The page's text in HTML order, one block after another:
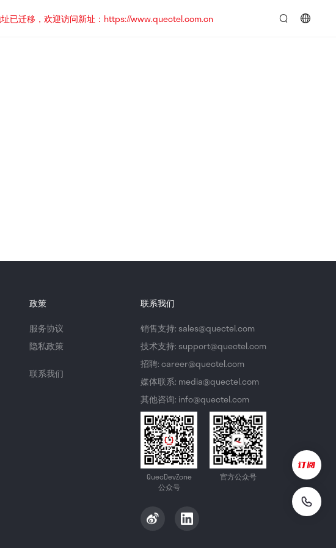
已迁移，欢迎访问新址：https://www.quectel.com.cn
政策
服务协议
隐私政策
联系我们
联系我们
销售支持: sales@quectel.com
技术支持: support@quectel.com
招聘: career@quectel.com
媒体联系: media@quectel.com
其他咨询: info@quectel.com
QuecDevZone
公众号
官方公众号